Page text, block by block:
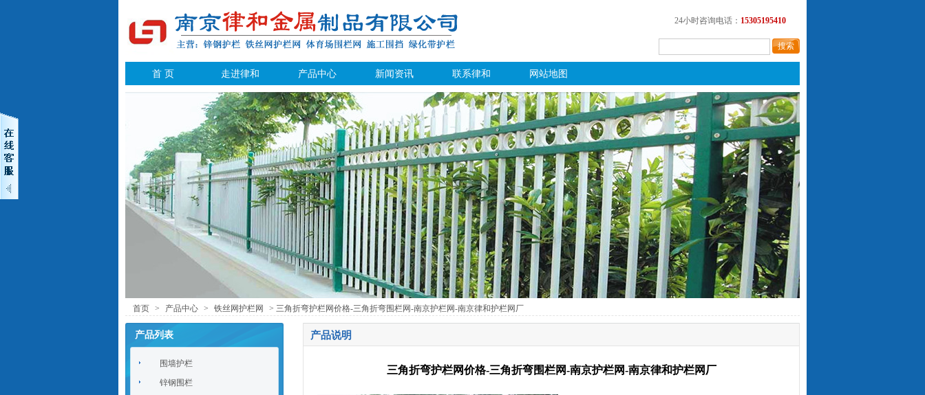
24小时咨询电话： 15305195410
首 页 走进律和 产品中心 新闻资讯 联系律和 网站地图
首页 > 产品中心 > 铁丝网护栏网 > 三角折弯护栏网价格-三角折弯围栏网-南京护栏网-南京律和护栏网厂
产品列表
围墙护栏
锌钢围栏
产品说明
三角折弯护栏网价格-三角折弯围栏网-南京护栏网-南京律和护栏网厂